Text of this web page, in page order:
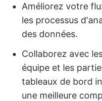
Améliorez votre
les processus
des données.
Collaborez avec
équipe et les
tableaux de bord
une meilleure